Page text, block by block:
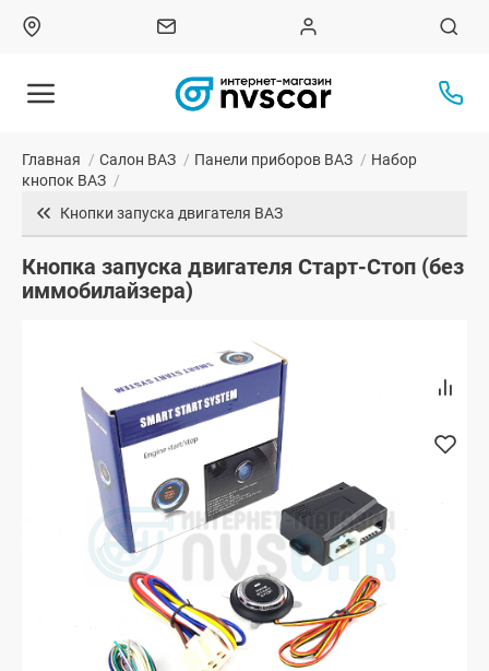
Главная / Салон ВАЗ / Панели приборов ВАЗ / Набор
кнопок ВАЗ /
Кнопки запуска двигателя ВАЗ
Кнопка запуска двигателя Старт-Стоп (без
иммобилайзера)